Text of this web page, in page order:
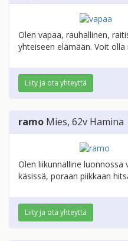
Olen vapaa, rauhallinen,
yhteiseen elämään. Voit olla
Liity ja ota yhteyttä
ramo Mies, 62v Hamina
Olen liikunnalline luonnossa
käsissä, poraan piikkaan
Liity ja ota yhteyttä